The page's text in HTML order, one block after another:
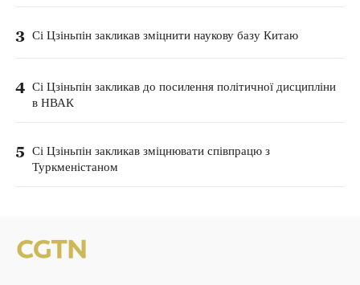
3 Сі Цзіньпін закликав зміцнити наукову базу Китаю
4 Сі Цзіньпін закликав до посилення політичної дисципліни
в НВАК
5 Сі Цзіньпін закликав зміцнювати співпрацю з
Туркменістаном